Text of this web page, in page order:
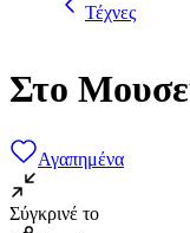
Τέχνες
Στο
Αγαπημένα
Σύγκρινέ το